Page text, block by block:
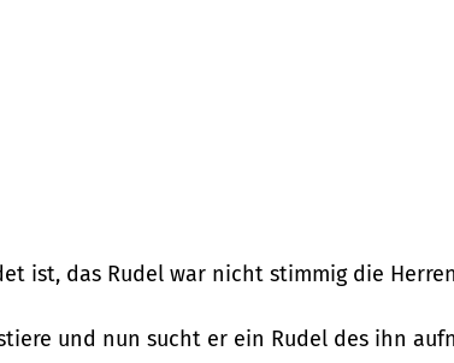
ist, das Rudel war nicht stimmig die
und nun sucht er ein Rudel des ihn